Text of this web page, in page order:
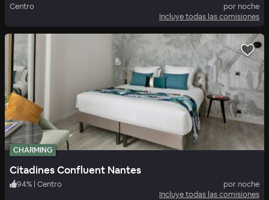
Centro
por noche
Incluye todas las comisiones
CHARMING
Citadines Confluent Nantes
94% | Centro
por noche
Incluye todas las comisiones